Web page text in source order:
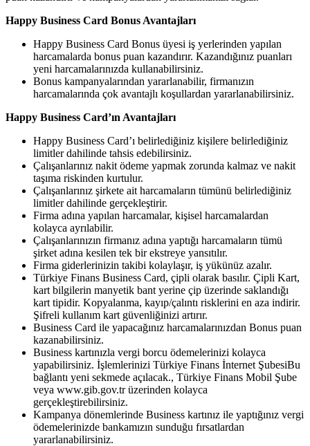
Happy Business Card Bonus Avantajları
Happy Business Card Bonus üyesi iş yerlerinden yapılan
harcamalarda bonus puan kazandırır. Kazandığınız puanları
yeni harcamalarınızda kullanabilirsiniz.
​Bonus kampanyalarından yararlanabilir, firmanızın
harcamalarında çok avantajlı koşullardan yararlanabilirsiniz.
Happy Business Card’ın Avantajları
Happy Business Card’ı belirlediğiniz kişilere belirlediğiniz
limitler dahilinde tahsis edebilirsiniz.
Çalışanlarınız nakit ödeme yapmak zorunda kalmaz ve nakit
taşıma riskinden kurtulur.
Çalışanlarınız şirkete ait harcamaların tümünü belirlediğiniz
limitler dahilinde gerçekleştirir.
Firma adına yapılan harcamalar, kişisel harcamalardan
kolayca ayrılabilir.
Çalışanlarınızın firmanız adına yaptığı harcamaların tümü
şirket adına kesilen tek bir ekstreye yansıtılır.
Firma giderlerinizin takibi kolaylaşır, iş yükünüz azalır.
Türkiye Finans Business Card, çipli olarak basılır. Çipli Kart,
kart bilgilerin manyetik bant yerine çip üzerinde saklandığı
kart tipidir. Kopyalanma, kayıp/çalıntı risklerini en aza indirir.
Şifreli kullanım kart güvenliğinizi artırır.
Business Card ile yapacağınız harcamalarınızdan Bonus puan
kazanabilirsiniz.
Business kartınızla vergi borcu ödemelerinizi kolayca
yapabilirsiniz. İşlemlerinizi Türkiye Finans İnternet ŞubesiBu
bağlantı yeni sekmede açılacak.​, Türkiye Finans Mobil Şube
veya www.gib.gov.tr üzerinden kolayca
gerçekleştirebilirsiniz.
Kampanya dönemlerinde Business kartınız ile yaptığınız vergi
ödemelerinizde bankamızın sunduğu fırsatlardan
yararlanabilirsiniz.​​